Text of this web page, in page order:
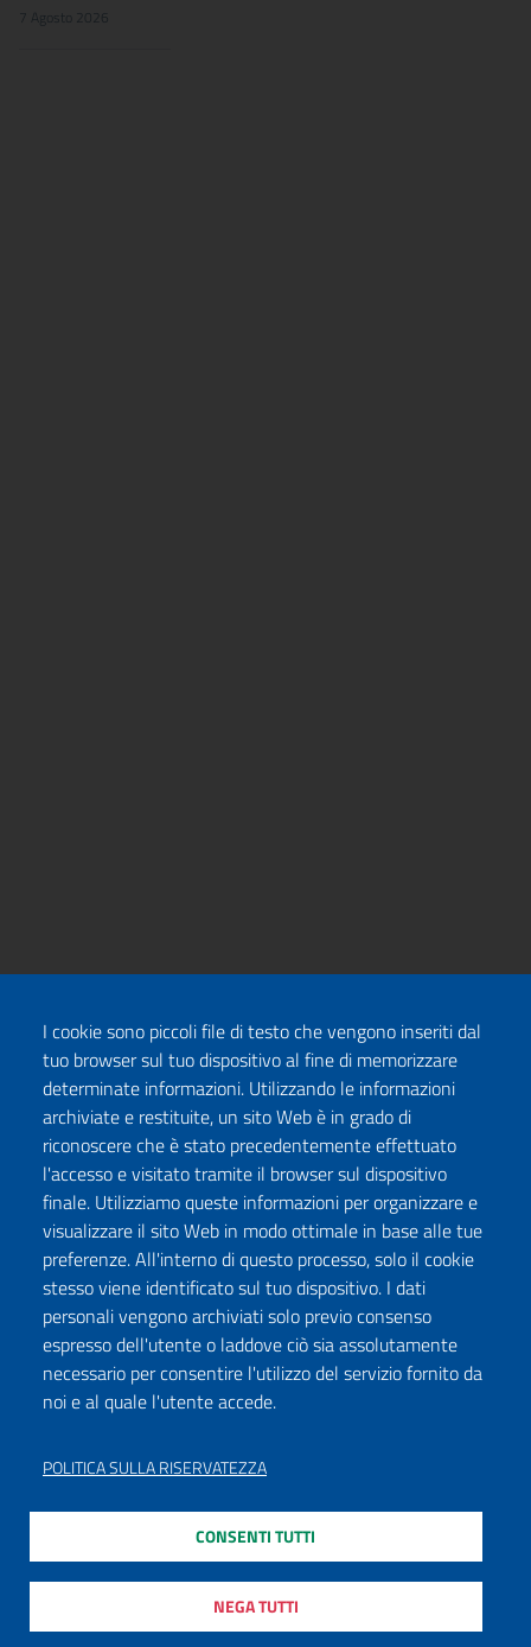
7 Agosto 2026
I cookie sono piccoli file di testo che vengono inseriti dal
tuo browser sul tuo dispositivo al fine di memorizzare
determinate informazioni. Utilizzando le informazioni
archiviate e restituite, un sito Web è in grado di
riconoscere che è stato precedentemente effettuato
l'accesso e visitato tramite il browser sul dispositivo
finale. Utilizziamo queste informazioni per organizzare e
visualizzare il sito Web in modo ottimale in base alle tue
preferenze. All'interno di questo processo, solo il cookie
stesso viene identificato sul tuo dispositivo. I dati
personali vengono archiviati solo previo consenso
espresso dell'utente o laddove ciò sia assolutamente
necessario per consentire l'utilizzo del servizio fornito da
noi e al quale l'utente accede.
POLITICA SULLA RISERVATEZZA
NEGA TUTTI
CONSENTI TUTTI